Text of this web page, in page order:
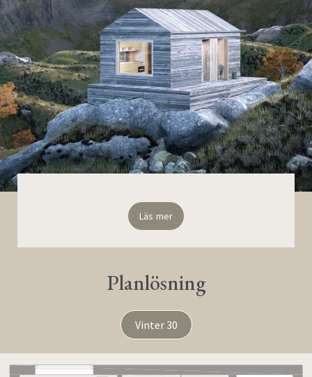
Läs mer
Planlösning
Vinter 30